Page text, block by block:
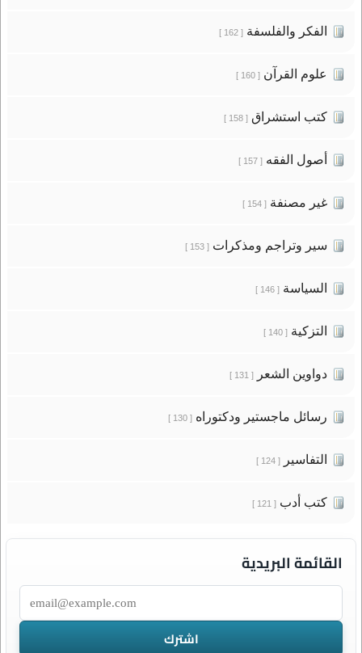
الفكر والفلسفة[ 162 ]
علوم القرآن[ 160 ]
كتب استشراق[ 158 ]
أصول الفقه[ 157 ]
غير مصنفة[ 154 ]
سير وتراجم ومذكرات[ 153 ]
السياسة[ 146 ]
التزكية[ 140 ]
دواوين الشعر[ 131 ]
رسائل ماجستير ودكتوراه[ 130 ]
التفاسير[ 124 ]
كتب أدب[ 121 ]
القائمة البريدية